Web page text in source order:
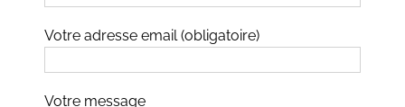
Votre adresse email (obligatoire)
Votre message